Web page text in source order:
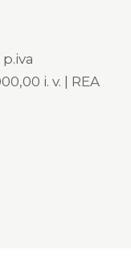
i. v. | REA